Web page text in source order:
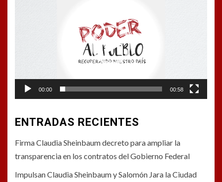
00:00 00:58
ENTRADAS RECIENTES
Firma Claudia Sheinbaum decreto para ampliar la
transparencia en los contratos del Gobierno Federal
Impulsan Claudia Sheinbaum y Salomón Jara la Ciudad